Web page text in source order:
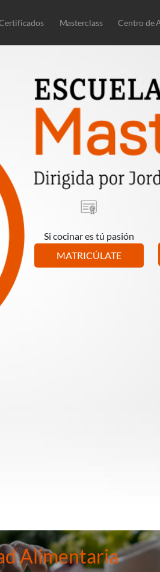
Masterclass Centro de
Si cocinar es tú pasión
MATRICÚLATE
Alimentaria